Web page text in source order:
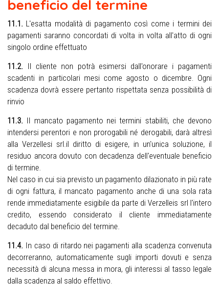
beneficio del termine
11.1. L'esatta modalità di pagamento così come i termini dei
pagamenti saranno concordati di volta in volta all'atto di ogni
singolo ordine effettuato
11.2. Il cliente non potrà esimersi dall'onorare i pagamenti
scadenti in particolari mesi come agosto o dicembre. Ogni
scadenza dovrà essere pertanto rispettata senza possibilità di
rinvio
11.3. Il mancato pagamento nei termini stabiliti, che devono
intendersi perentori e non prorogabili né derogabili, darà altresì
alla Verzellesi srl.il diritto di esigere, in un'unica soluzione, il
residuo ancora dovuto con decadenza dell'eventuale beneficio
di termine.
Nel caso in cui sia previsto un pagamento dilazionato in più rate
di ogni fattura, il mancato pagamento anche di una sola rata
rende immediatamente esigibile da parte di Verzelleis srl l'intero
credito, essendo considerato il cliente immediatamente
decaduto dal beneficio del termine.
11.4. In caso di ritardo nei pagamenti alla scadenza convenuta
decorreranno, automaticamente sugli importi dovuti e senza
necessità di alcuna messa in mora, gli interessi al tasso legale
dalla scadenza al saldo effettivo.